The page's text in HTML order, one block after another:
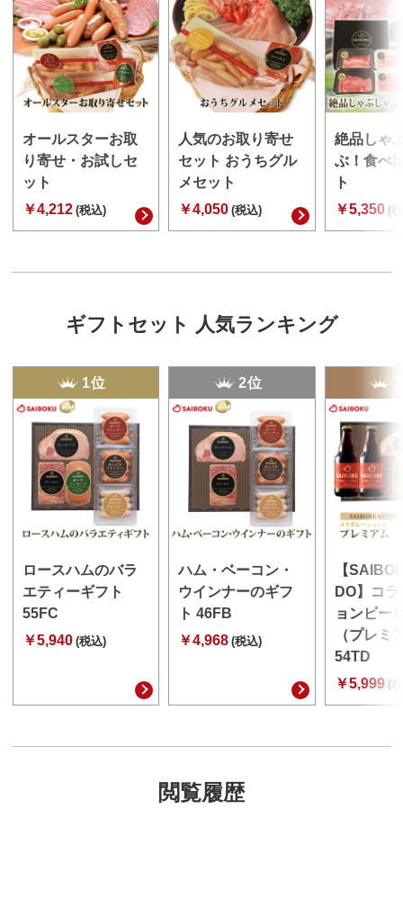
オールスターお取
り寄せ・お試しセ
ット
￥4,212 (税込)
人気のお取り寄せ
セット おうちグル
メセット
￥4,050 (税込)
絶品しゃ
ぶ！食べ
ト
￥5,350 (
ギフトセット 人気ランキング
1位
ロースハムのバラ
エティーギフト
55FC
￥5,940 (税込)
2位
ハム・ベーコン・
ウインナーのギフ
ト 46FB
￥4,968 (税込)
【
DO】コ
ョンビー
（プレミ
54TD
￥5,999 (
閲覧履歴